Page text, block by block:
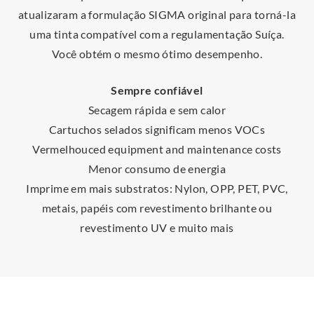
atualizaram a formulação SIGMA original para torná-la
uma tinta compatível com a regulamentação Suíça.
Você obtém o mesmo ótimo desempenho.
Sempre confiável
Secagem rápida e sem calor
Cartuchos selados significam menos VOCs
Vermelhouced equipment and maintenance costs
Menor consumo de energia
Imprime em mais substratos: Nylon, OPP, PET, PVC,
metais, papéis com revestimento brilhante ou
revestimento UV e muito mais